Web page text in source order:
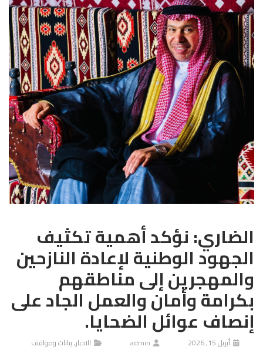
الضاري: نؤكد أهمية تكثيف
الجهود الوطنية لإعادة النازحين
والمهجرين إلى مناطقهم
بكرامة وأمان والعمل الجاد على
إنصاف عوائل الضحايا.
أبريل 15, 2026 admin الاخبار,بيانات ومواقف